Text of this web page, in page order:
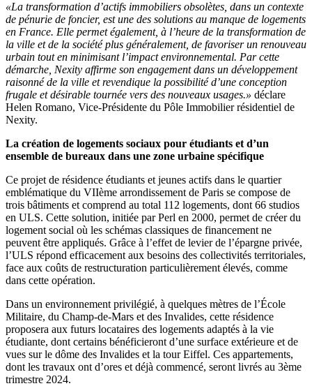
«La transformation d’actifs immobiliers obsolètes, dans un contexte
de pénurie de foncier, est une des solutions au manque de logements
en France. Elle permet également, à l’heure de la transformation de
la ville et de la société plus généralement, de favoriser un renouveau
urbain tout en minimisant l’impact environnemental. Par cette
démarche, Nexity affirme son engagement dans un développement
raisonné de la ville et revendique la possibilité d’une conception
frugale et désirable tournée vers des nouveaux usages.» déclare
Helen Romano, Vice-Présidente du Pôle Immobilier résidentiel de
Nexity.
La création de logements sociaux pour étudiants et d’un
ensemble de bureaux dans une zone urbaine spécifique
Ce projet de résidence étudiants et jeunes actifs dans le quartier
emblématique du VIIème arrondissement de Paris se compose de
trois bâtiments et comprend au total 112 logements, dont 66 studios
en ULS. Cette solution, initiée par Perl en 2000, permet de créer du
logement social où les schémas classiques de financement ne
peuvent être appliqués. Grâce à l’effet de levier de l’épargne privée,
l’ULS répond efficacement aux besoins des collectivités territoriales,
face aux coûts de restructuration particulièrement élevés, comme
dans cette opération.
Dans un environnement privilégié, à quelques mètres de l’École
Militaire, du Champ-de-Mars et des Invalides, cette résidence
proposera aux futurs locataires des logements adaptés à la vie
étudiante, dont certains bénéficieront d’une surface extérieure et de
vues sur le dôme des Invalides et la tour Eiffel. Ces appartements,
dont les travaux ont d’ores et déjà commencé, seront livrés au 3ème
trimestre 2024.